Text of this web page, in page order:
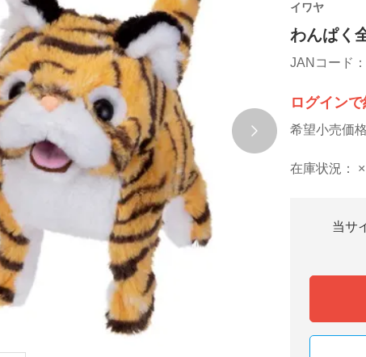
イワヤ
わんぱく
JANコード
ログイン
希望小売価
在庫状況： ×
当サ